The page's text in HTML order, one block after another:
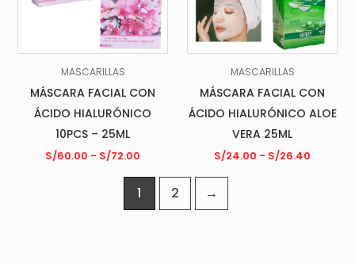
MASCARILLAS
MÁSCARA FACIAL CON
ÁCIDO HIALURÓNICO
10PCS – 25ML
S/60.00 - S/72.00
MASCARILLAS
MÁSCARA FACIAL CON
ÁCIDO HIALURÓNICO ALOE
VERA 25ML
S/24.00 - S/26.40
1 2 →